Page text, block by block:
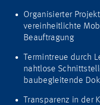
Organisierter
vereinheitlichte
Beauftragung
Termintreue durch
nahtlose
baubegleitende
Transparenz in der